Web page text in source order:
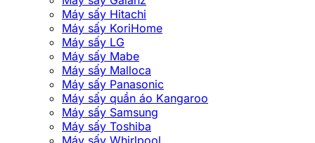
Máy sấy Hitachi
Máy sấy KoriHome
Máy sấy LG
Máy sấy Mabe
Máy sấy Malloca
Máy sấy Panasonic
Máy sấy quần áo Kangaroo
Máy sấy Samsung
Máy sấy Toshiba
Máy sấy Whirlpool